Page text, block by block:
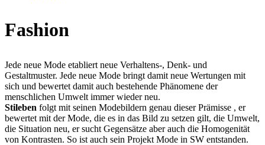
Fashion
Jede neue Mode etabliert neue Verhaltens-, Denk- und
Gestaltmuster. Jede neue Mode bringt damit neue Wertungen mit
sich und bewertet damit auch bestehende Phänomene der
menschlichen Umwelt immer wieder neu.
Stileben folgt mit seinen Modebildern genau dieser Prämisse , er
bewertet mit der Mode, die es in das Bild zu setzen gilt, die Umwelt,
die Situation neu, er sucht Gegensätze aber auch die Homogenität
von Kontrasten. So ist auch sein Projekt Mode in SW entstanden.